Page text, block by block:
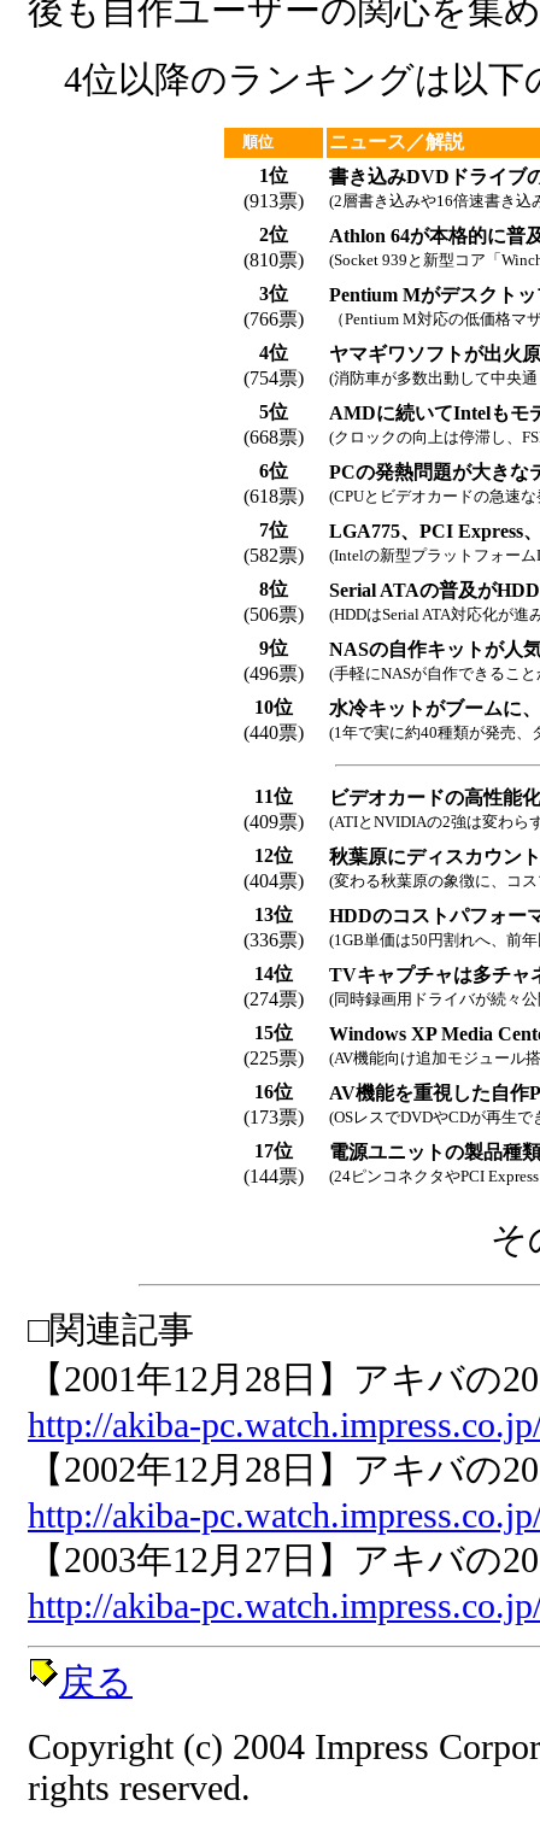
後も自作ユーザーの関心を集
4位以降のランキングは以下
順位
ニュース／解説
1位
(913票)
書き込みDVDドライブ
(2層書き込みや16倍速書き込
2位
(810票)
Athlon 64が本格的に普
(Socket 939と新型コア「
3位
(766票)
Pentium Mがデスクト
（Pentium M対応の低価格
4位
(754票)
ヤマギワソフトが出火
(消防車が多数出動して中央
5位
(668票)
AMDに続いてIntelもモ
(クロックの向上は停滞し、
6位
(618票)
PCの発熱問題が大きな
(CPUとビデオカードの急速
7位
(582票)
LGA775、PCI Express
(Intelの新型プラットフォー
8位
(506票)
Serial ATAの普及が
(HDDはSerial ATA対応化が進
9位
(496票)
NASの自作キットが人
(手軽にNASが自作できるこ
10位
(440票)
水冷キットがブームに
(1年で実に約40種類が発売、
11位
(409票)
ビデオカードの高性能
(ATIとNVIDIAの2強は変わら
12位
(404票)
秋葉原にディスカウン
(変わる秋葉原の象徴に、コ
13位
(336票)
HDDのコストパフォー
(1GB単価は50円割れへ、前
14位
(274票)
TVキャプチャは多チャ
(同時録画用ドライバが続々
15位
(225票)
Windows XP Media
(AV機能向け追加モジュール
16位
(173票)
AV機能を重視した自作
(OSレスでDVDやCDが再生
17位
(144票)
電源ユニットの製品種
(24ピンコネクタやPCI
そ
□関連記事
【2001年12月28日】アキバの
http://akiba-
【2002年12月28日】アキバの
http://akiba-
【2003年12月27日】アキバの
http://akiba-
戻る
Copyright (c) 2004 Impress
rights reserved.